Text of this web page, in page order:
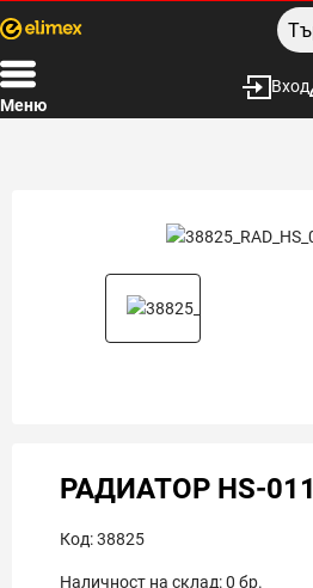
Меню
Вход
РАДИАТОР HS-011
Код:38825
Наличност на склад:0 бр.